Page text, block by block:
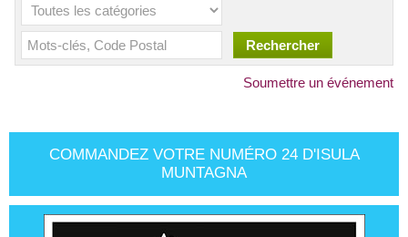
Soumettre un événement
COMMANDEZ VOTRE NUMÉRO 24 D'ISULA
MUNTAGNA